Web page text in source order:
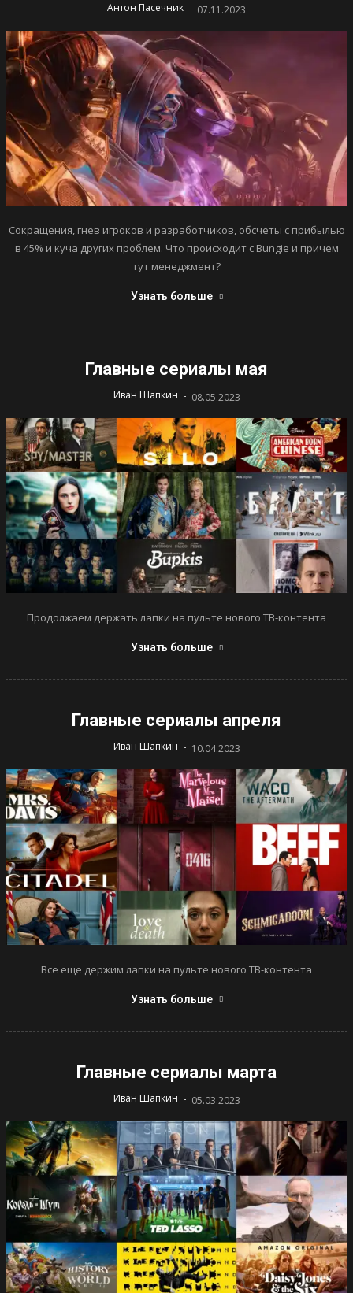
Антон Пасечник - 07.11.2023
Сокращения, гнев игроков и разработчиков, обсчеты с прибылью
в 45% и куча других проблем. Что происходит с Bungie и причем
тут менеджмент?
Узнать больше
Главные сериалы мая
Иван Шапкин - 08.05.2023
Продолжаем держать лапки на пульте нового ТВ-контента
Узнать больше
Главные сериалы апреля
Иван Шапкин - 10.04.2023
Все еще держим лапки на пульте нового ТВ-контента
Узнать больше
Главные сериалы марта
Иван Шапкин - 05.03.2023